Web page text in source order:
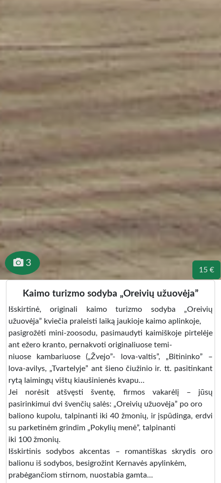
15 €
3
Kaimo turizmo sodyba „Oreivių užuovėja”
Išskirtinė, originali kaimo turizmo sodyba „Oreivių
užuovėja” kviečia praleisti laiką jaukioje kaimo aplinkoje,
pasigrožėti mini-zoosodu, pasimaudyti kaimiškoje pirtelėje
ant ežero kranto, pernakvoti originaliuose temi-
niuose kambariuose („Žvejo”- lova-valtis”, „Bitininko” –
lova-avilys, „Tvartelyje” ant šieno čiužinio ir. tt. pasitinkant
rytą laimingų vištų kiaušinienės kvapu…
Jei norėsit atšvęsti šventę, firmos vakarėlį – jūsų
pasirinkimui dvi švenčių salės: „Oreivių užuovėja” po oro
baliono kupolu, talpinanti iki 40 žmonių, ir įspūdinga, erdvi
su parketinėm grindim „Pokylių menė”, talpinanti
iki 100 žmonių.
Išskirtinis sodybos akcentas – romantiškas skrydis oro
balionu iš sodybos, besigrožint Kernavės apylinkėm,
prabėgančiom stirnom, nuostabia gamta…